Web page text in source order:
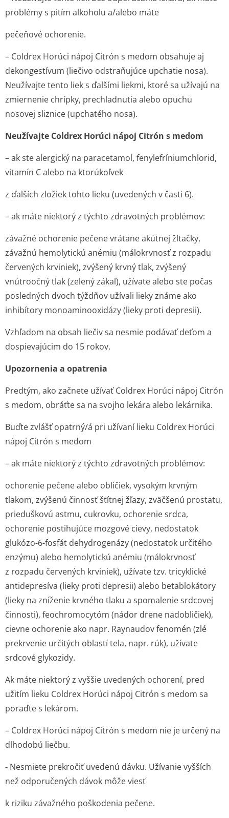
problémy s pitím alkoholu a/alebo máte
pečeňové ochorenie.
– Coldrex Horúci nápoj Citrón s medom obsahuje aj
dekongestívum (liečivo odstraňujúce upchatie nosa).
Neužívajte tento liek s ďalšími liekmi, ktoré sa užívajú na
zmiernenie chrípky, prechladnutia alebo opuchu
nosovej sliznice (upchatého nosa).
Neužívajte Coldrex Horúci nápoj Citrón s medom
– ak ste alergický na paracetamol, fenylefrínium­chlorid,
vitamín C alebo na ktorúkoľvek
z ďalších zložiek tohto lieku (uvedených v časti 6).
– ak máte niektorý z týchto zdravotných problémov:
závažné ochorenie pečene vrátane akútnej žltačky,
závažnú hemolytickú anémiu (málokrvnosť z rozpadu
červených krviniek), zvýšený krvný tlak, zvýšený
vnútroočný tlak (zelený zákal), užívate alebo ste počas
posledných dvoch týždňov užívali lieky známe ako
inhibítory monoaminooxidázy (lieky proti depresii).
Vzhľadom na obsah liečiv sa nesmie podávať deťom a
dospievajúcim do 15 rokov.
Upozornenia a opatrenia
Predtým, ako začnete užívať Coldrex Horúci nápoj Citrón
s medom, obráťte sa na svojho lekára alebo lekárnika.
Buďte zvlášť opatrný/á pri užívaní lieku Coldrex Horúci
nápoj Citrón s medom
– ak máte niektorý z týchto zdravotných problémov:
ochorenie pečene alebo obličiek, vysokým krvným
tlakom, zvýšenú činnosť štítnej žľazy, zväčšenú prostatu,
prieduškovú astmu, cukrovku, ochorenie srdca,
ochorenie postihujúce mozgové cievy, nedostatok
glukózo-6-fosfát dehydrogenázy (nedostatok určitého
enzýmu) alebo hemolytickú anémiu (málokrvnosť
z rozpadu červených krviniek), užívate tzv. tricyklické
antidepresíva (lieky proti depresii) alebo betablokátory
(lieky na zníženie krvného tlaku a spomalenie srdcovej
činnosti), feochromocytóm (nádor drene nadobličiek),
cievne ochorenie ako napr. Raynaudov fenomén (zlé
prekrvenie určitých oblastí tela, napr. rúk), užívate
srdcové glykozidy.
Ak máte niektorý z vyššie uvedených ochorení, pred
užitím lieku Coldrex Horúci nápoj Citrón s medom sa
poraďte s lekárom.
– Coldrex Horúci nápoj Citrón s medom nie je určený na
dlhodobú liečbu.
- Nesmiete prekročiť uvedenú dávku. Užívanie vyšších
než odporučených dávok môže viesť
k riziku závažného poškodenia pečene.